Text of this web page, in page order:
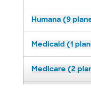
Humana (9
Medicaid (1
Medicare (2